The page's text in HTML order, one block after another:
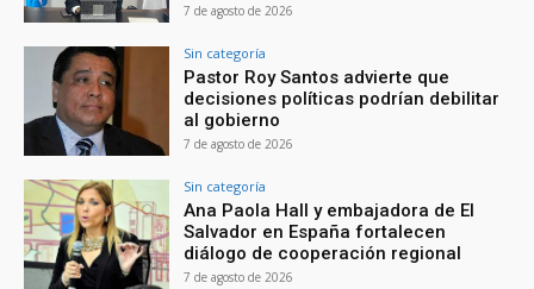
7 de agosto de 2026
Sin categoría
Pastor Roy Santos advierte que
decisiones políticas podrían debilitar
al gobierno
7 de agosto de 2026
Sin categoría
Ana Paola Hall y embajadora de El
Salvador en España fortalecen
diálogo de cooperación regional
7 de agosto de 2026